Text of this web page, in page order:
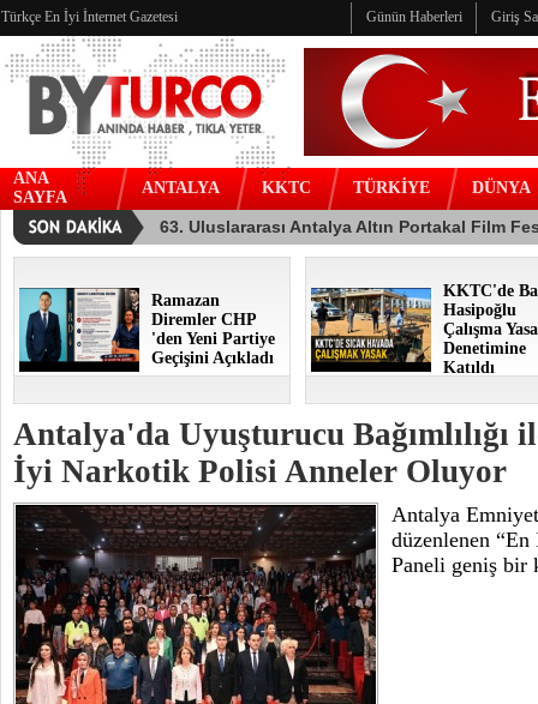
Türkçe En İyi İnternet Gazetesi Günün Haberleri Giriş
ANA
SAYFA
ANTALYA KKTC TÜRKİYE DÜNYA
Ramazan
Diremler CHP
'den Yeni Partiye
Geçişini Açıkladı
KKTC'de
Hasipoğlu
Çalışma
Denetimine
Katıldı
Antalya'da Uyuşturucu Bağımlılığı
İyi Narkotik Polisi Anneler Oluyor
Antalya
düzenlenen
Paneli geniş bir